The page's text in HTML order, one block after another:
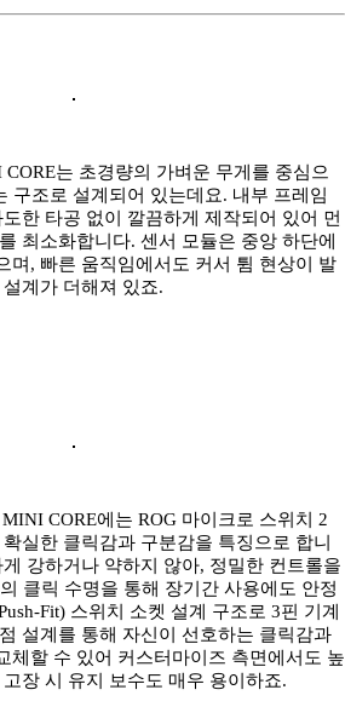
CORE는 초경량의 가벼운 무게를 중심으
구조로 설계되어 있는데요. 내부 프레임
한 타공 없이 깔끔하게 제작되어 있어 먼
최소화합니다. 센서 모듈은 중앙 하단에
며, 빠른 움직임에서도 커서 튐 현상이 발
계가 더해져 있죠.
CORE에는 ROG 마이크로 스위치 2
실한 클릭감과 구분감을 특징으로 합니
강하거나 약하지 않아, 정밀한 컨트롤을
클릭 수명을 통해 장기간 사용에도 안정
Fit) 스위치 소켓 설계 구조로 3핀 기계
설계를 통해 자신이 선호하는 클릭감과
체할 수 있어 커스터마이즈 측면에서도 높
장 시 유지 보수도 매우 용이하죠.